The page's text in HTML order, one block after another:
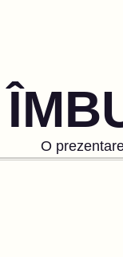
O